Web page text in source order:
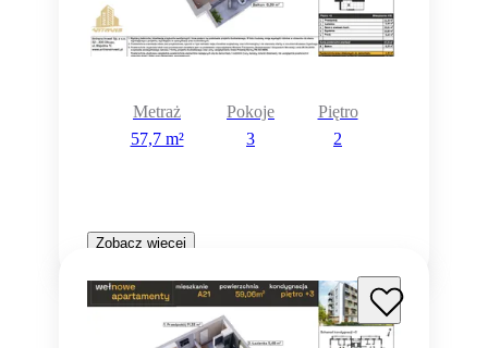
Metraż
57,7 m²
Pokoje
3
Piętro
2
Zobacz więcej